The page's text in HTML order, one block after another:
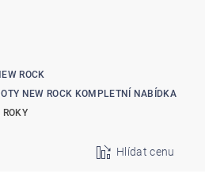
ROCK
NEW ROCK KOMPLETNÍ NABÍDKA
ROKY
Hlídat cenu